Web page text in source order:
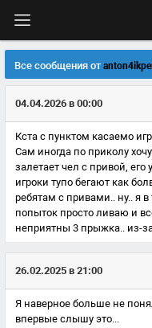
Все сообщения от
04.04.2026 в 00:00
Кста с пунктом касаемо
Сам иногда по приколу
залетает чел с привой,
игроки тупо бегают как
ребятам с привами.. ну.. я
попыток просто ливаю и
неприятны 3 прыжка.. из-
26.02.2025 в 21:00
Я наверное больше не
впервые слышу это...